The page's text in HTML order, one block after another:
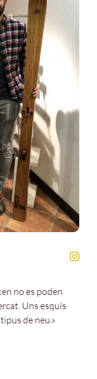
no es poden
Uns esquís
de neu.»